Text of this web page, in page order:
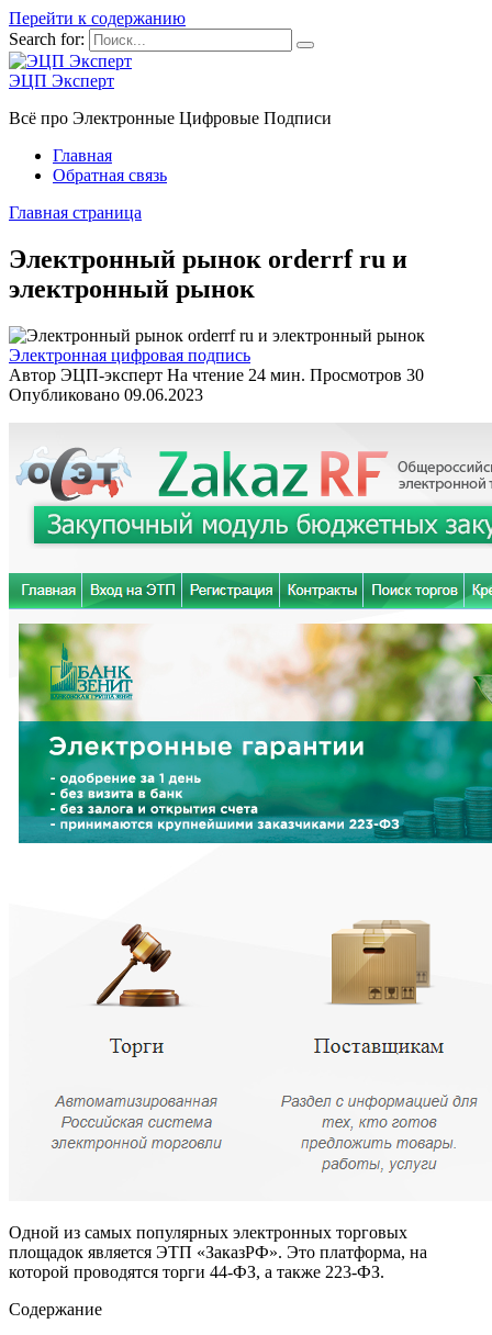
Перейти к содержанию
Search for:
ЭЦП Эксперт
Всё про Электронные Цифровые Подписи
Главная
Обратная связь
Главная страница
Электронный рынок orderrf ru и
электронный рынок
Электронная цифровая подпись
Автор ЭЦП-эксперт На чтение 24 мин. Просмотров 30
Опубликовано 09.06.2023
Одной из самых популярных электронных торговых
площадок является ЭТП «ЗаказРФ». Это платформа, на
которой проводятся торги 44-ФЗ, а также 223-ФЗ.
Содержание